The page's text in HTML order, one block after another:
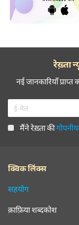
रेख़्ता
नई जानकारियाँ
मैंने रेख़्ता की
क्विक लिंक्स
सहयोग
क़ाफ़िया शब्दकोश